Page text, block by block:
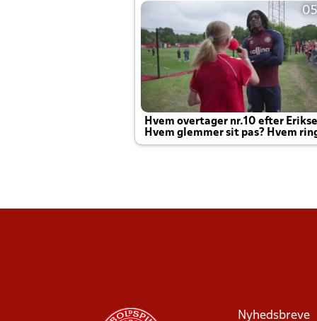
Hvem overtager nr.10 efter
Hvem glemmer sit pas? Hvem
Joachim altid til efter kampe?
Nyhedsbreve